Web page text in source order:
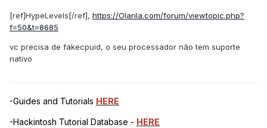
[ref]HypeLevels[/ref], https://Olarila.com/forum/viewtopic.php?
f=50&t=8685
vc precisa de fakecpuid, o seu processador não tem suporte
nativo
-Guides and Tutorials HERE
-Hackintosh Tutorial Database - HERE